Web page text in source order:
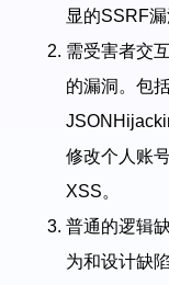
显的SSRF漏
需受害者交
的漏洞。包
修改个人账
XSS。
普通的逻辑
为和设计缺陷